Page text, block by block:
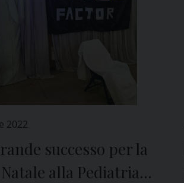
2022
successo per la
alla Pediatria